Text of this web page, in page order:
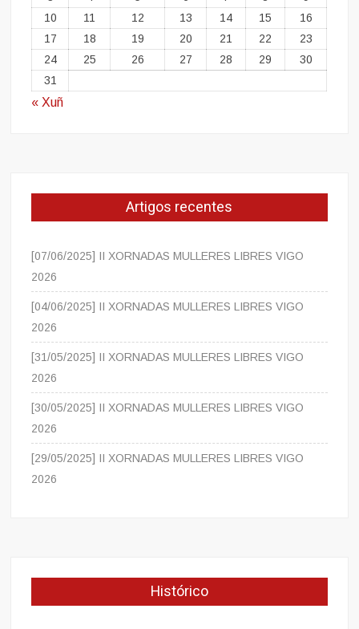
10
11 12 13 14 15
16
17
18 19 20 21 22
23
24
25 26 27 28 29
30
31
« Xuñ
Artigos recentes
[07/06/2025] II XORNADAS MULLERES LIBRES VIGO
2026
[04/06/2025] II XORNADAS MULLERES LIBRES VIGO
2026
[31/05/2025] II XORNADAS MULLERES LIBRES VIGO
2026
[30/05/2025] II XORNADAS MULLERES LIBRES VIGO
2026
[29/05/2025] II XORNADAS MULLERES LIBRES VIGO
2026
Histórico